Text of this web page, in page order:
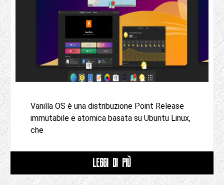
Vanilla OS è una distribuzione Point Release
immutabile e atomica basata su Ubuntu Linux,
che
LEGGI DI PIÙ